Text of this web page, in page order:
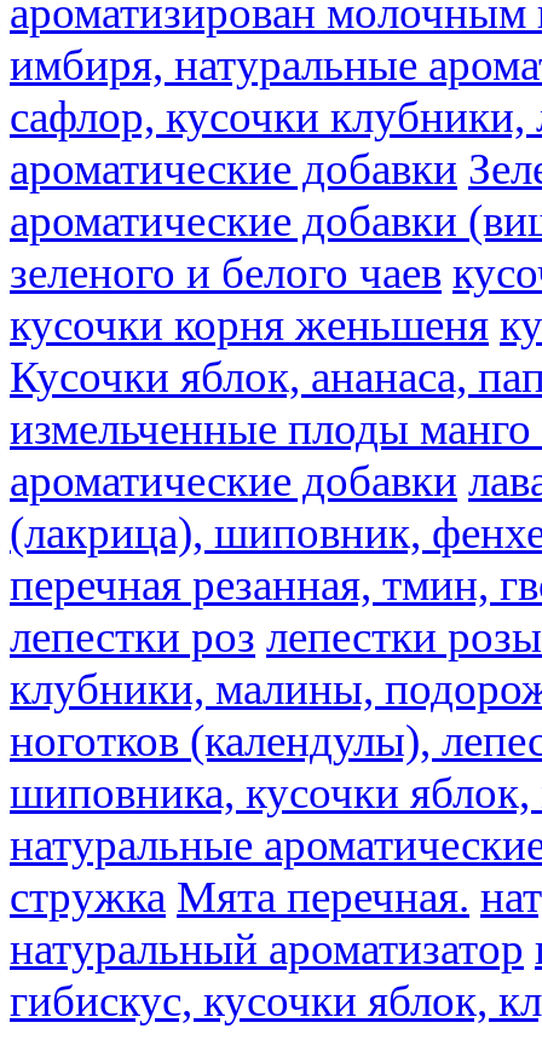
ароматизирован молочным
имбиря, натуральные
сафлор, кусочки
ароматические добавки
ароматические добавки
зеленого и белого чаев
кусочки корня женьшеня
Кусочки яблок, ананаса,
измельченные плоды
ароматические добавки
(лакрица), шиповник,
перечная резанная, тмин,
лепестки роз лепестки розы
клубники, малины,
ноготков (календулы),
шиповника, кусочки
натуральные
стружка Мята перечная.
натуральный ароматизатор
гибискус, кусочки яблок,